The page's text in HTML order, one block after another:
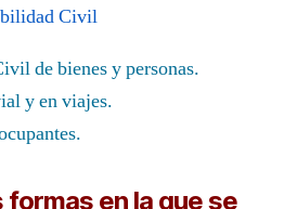
Civil
de bienes y personas.
y en viajes.
formas en la que se